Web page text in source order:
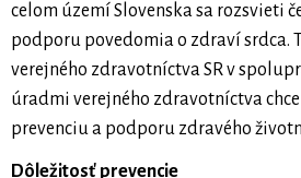
celom území Slovenska sa rozsvieti
podporu povedomia o zdraví srdca.
verejného zdravotníctva SR v
úradmi verejného zdravotníctva
prevenciu a podporu zdravého
Dôležitosť prevencie